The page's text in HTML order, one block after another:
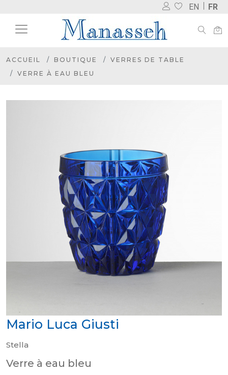
EN FR
ACCUEIL BOUTIQUE
VERRES DE TABLE
VERRE À EAU BLEU
Mario Luca Giusti
Stella
Verre à eau bleu